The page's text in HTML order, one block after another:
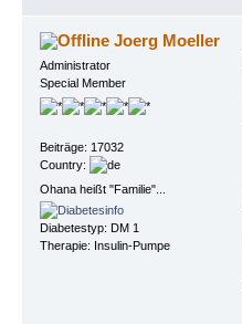
Joerg Moeller
Administrator
Special Member
Beiträge: 17032
Country:
Ohana heißt "Familie"...
Diabetestyp: DM 1
Therapie: Insulin-Pumpe